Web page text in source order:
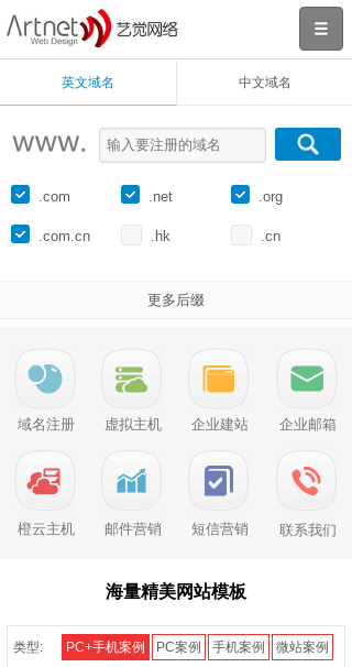
英文域名 中文域名
.com .net .org
.com.cn .hk .cn
更多后缀
企业邮箱
虚拟主机 企业建站
域名注册
邮件营销
橙云主机 短信营销 联系我们
海量精美网站模板
类型: PC+手机案例 PC案例 手机案例 微站案例